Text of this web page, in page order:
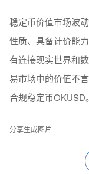
稳定币价值市场波
性质、具备计价能
有连接现实世界和
易市场中的价值不
合规稳定币OKUSD
分享生成图片